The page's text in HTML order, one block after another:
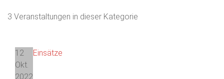
3 Veranstaltungen in dieser Kategorie
12
Okt.
2022
Einsätze